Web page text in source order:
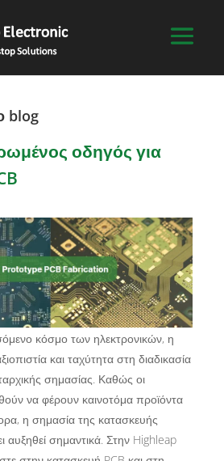
blog
οδηγός για
κόσμο των ηλεκτρονικών, η
και ταχύτητα στη διαδικασία
σημασίας. Καθώς οι
να φέρουν καινοτόμα προϊόντα
η σημασία της κατασκευής
σημαντικά. Στην Highleap